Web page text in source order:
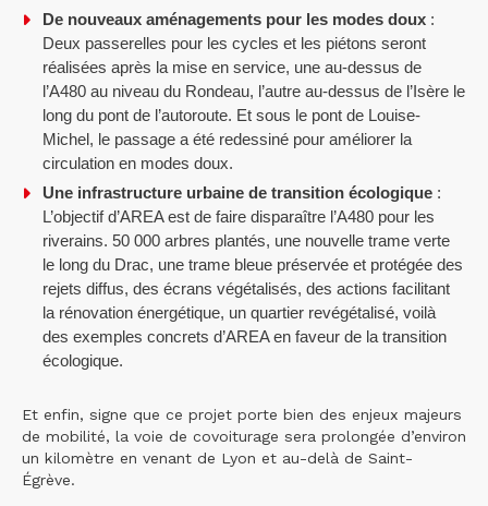
De nouveaux aménagements pour les modes doux :
Deux passerelles pour les cycles et les piétons seront
réalisées après la mise en service, une au-dessus de
l’A480 au niveau du Rondeau, l’autre au-dessus de l’Isère le
long du pont de l’autoroute. Et sous le pont de Louise-
Michel, le passage a été redessiné pour améliorer la
circulation en modes doux.
Une infrastructure urbaine de transition écologique :
L’objectif d’AREA est de faire disparaître l’A480 pour les
riverains. 50 000 arbres plantés, une nouvelle trame verte
le long du Drac, une trame bleue préservée et protégée des
rejets diffus, des écrans végétalisés, des actions facilitant
la rénovation énergétique, un quartier revégétalisé, voilà
des exemples concrets d’AREA en faveur de la transition
écologique.
Et enfin, signe que ce projet porte bien des enjeux majeurs
de mobilité, la voie de covoiturage sera prolongée d’environ
un kilomètre en venant de Lyon et au-delà de Saint-
Égrève.